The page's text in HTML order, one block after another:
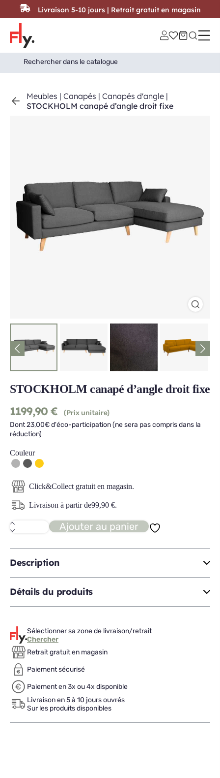
Passer au contenu
Search
for:
Search Button
Meubles | Canapés | Canapés d'angle |
STOCKHOLM canapé d’angle droit fixe
STOCKHOLM canapé d’angle droit fixe
1199,90 €
(Prix unitaire)
Dont 23,00€ d'éco-participation (ne sera pas compris dans la
réduction)
Couleur
Click&Collect gratuit en magasin.
Livraison à partir de99,90 €.
quantité
de
canapé
d'angle
droit
fixe
Ajouter au panier
Description
Détails du produits
Sélectionner sa zone de livraison/retrait
Chercher
Retrait gratuit en magasin
Paiement sécurisé
Paiement en 3x ou 4x disponible
Livraison en 5 à 10 jours ouvrés
Sur les produits disponibles
Livraison 5-10 jours | Retrait gratuit en magasin